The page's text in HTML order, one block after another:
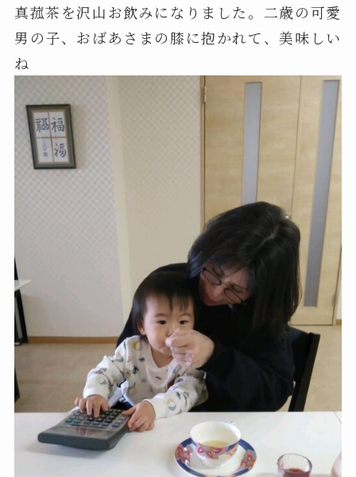
真菰茶を沢山お飲みになりました。二歳の可愛
男の子、おばあさまの膝に抱かれて、美味しい
ね